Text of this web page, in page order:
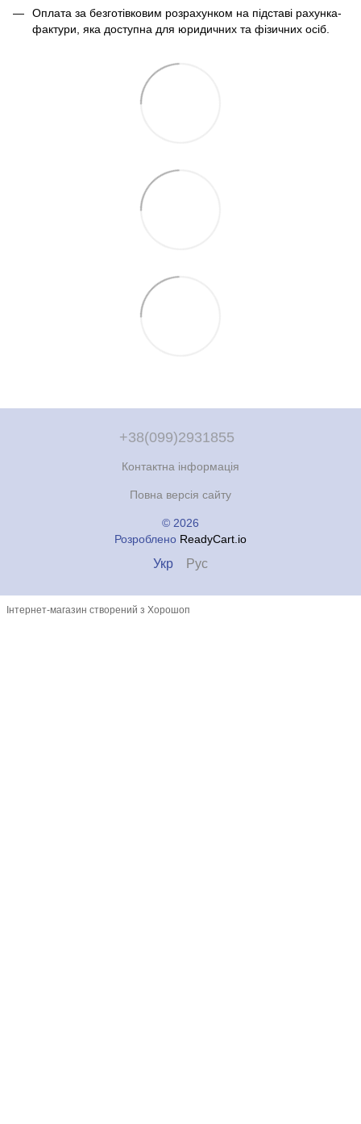
Оплата за безготівковим розрахунком на підставі рахунка-
фактури, яка доступна для юридичних та фізичних осіб.
+38(099)2931855
Контактна інформація
Повна версія сайту
© 2026
Розроблено ReadyCart.io
Укр Рус
Інтернет-магазин створений з Хорошоп